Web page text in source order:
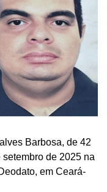
Barbosa, de 42
de 2025 na
em Ceará-